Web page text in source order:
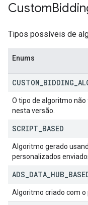
Custom
Tipos possíveis de
Enums
CUSTOM BIDDING
O tipo de algoritmo
nesta versão.
SCRIPT BASED
Algoritmo gerado
personalizados
ADS DATA HUB
Algoritmo criado com o